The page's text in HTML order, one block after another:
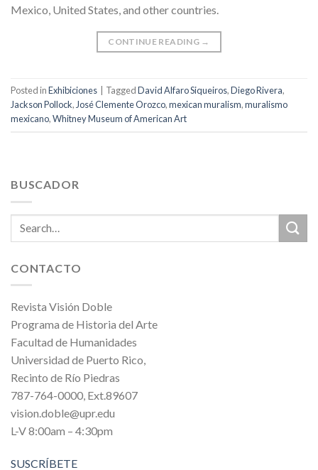
Mexico, United States, and other countries.
CONTINUE READING →
Posted inExhibiciones TaggedDavid Alfaro Siqueiros,Diego Rivera,
Jackson Pollock,José Clemente Orozco,mexican muralism,muralismo
mexicano,Whitney Museum of American Art
BUSCADOR
CONTACTO
Revista Visión Doble
Programa de Historia del Arte
Facultad de Humanidades
Universidad de Puerto Rico,
Recinto de Río Piedras
787-764-0000, Ext.89607
vision.doble@upr.edu
L-V 8:00am – 4:30pm
SUSCRÍBETE